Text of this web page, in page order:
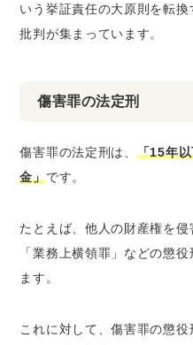
いう挙証責任の大原則を転
批判が集まっています。
傷害罪の法定刑
傷害罪の法定刑は、 「15年
金」です。
たとえば、他人の財産権を侵
「業務上横領罪」などの懲
ます。
これに対して、傷害罪の懲